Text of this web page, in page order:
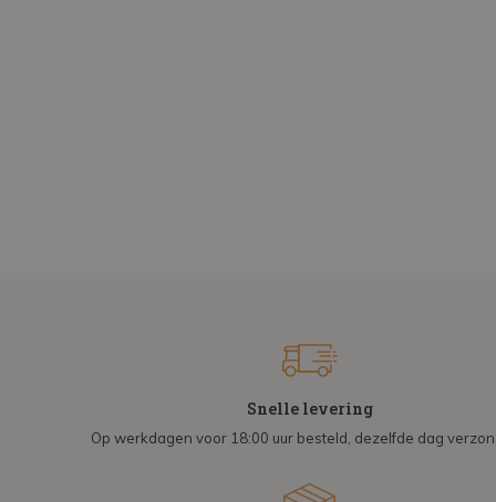
Snelle levering
Op werkdagen voor 18:00 uur besteld, dezelfde dag